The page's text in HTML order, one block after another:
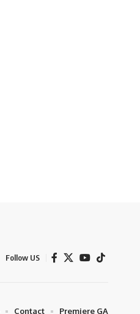
Follow US
Contact Premiere GA